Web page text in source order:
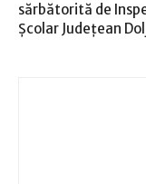
sărbătorită de
Şcolar Judeţean